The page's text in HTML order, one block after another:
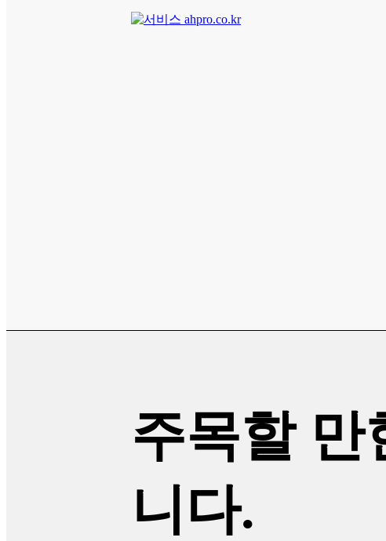
주목할 만
니다.